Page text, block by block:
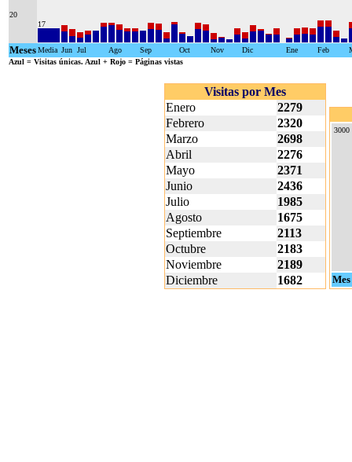
20
17
MesesMedia Jun Jul Ago Sep Oct Nov Dic Ene Feb
Azul = Visitas únicas. Azul + Rojo = Páginas vistas
Visitas por Mes
Enero
2279
Febrero
2320
Marzo
2698
Abril
2276
Mayo
2371
Junio
2436
Julio
1985
Agosto
1675
Septiembre
2113
Octubre
2183
Noviembre
2189
Diciembre
1682
3000
Mes